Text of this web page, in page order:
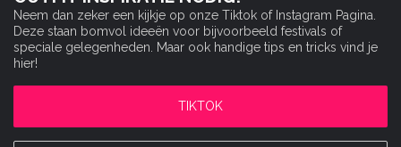
Neem dan zeker een kijkje op onze Tiktok of Instagram Pagina.
Deze staan bomvol ideeën voor bijvoorbeeld festivals of
speciale gelegenheden. Maar ook handige tips en tricks vind je
hier!
TIKTOK